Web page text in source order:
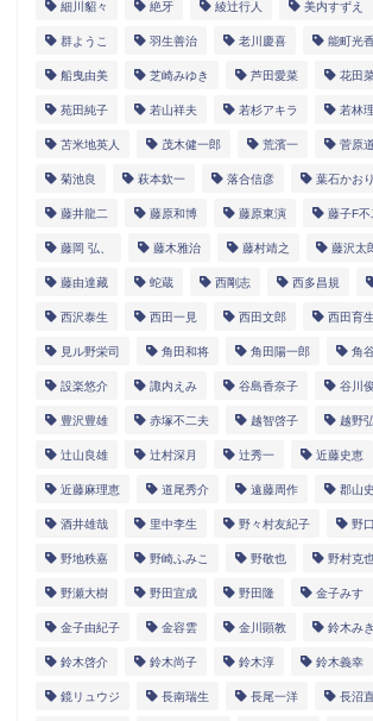
細川貂々 絶牙 綾辻行人 美内すずえ
群ようこ 羽生善治 老川慶喜 能町光
船曳由美 芝崎みゆき 芦田愛菜 花田
苑田純子 若山祥夫 若杉アキラ 若林
苫米地英人 茂木健一郎 荒濱一 菅原
菊池良 萩本欽一 落合信彦 葉石かおり
藤井龍二 藤原和博 藤原東演 藤子F不
藤岡 弘、 藤木雅治 藤村靖之 藤沢太
藤由達藏 蛇蔵 西剛志 西多昌規
西沢泰生 西田一見 西田文郎 西田育生
見ル野栄司 角田和将 角田陽一郎 角
設楽悠介 諏内えみ 谷島香奈子 谷川
豊沢豊雄 赤塚不二夫 越智啓子 越野
辻山良雄 辻村深月 辻秀一 近藤史恵
近藤麻理恵 道尾秀介 遠藤周作 郡山
酒井雄哉 里中李生 野々村友紀子 野
野地秩嘉 野崎ふみこ 野敬也 野村克也
野瀬大樹 野田宜成 野田隆 金子みすゞ
金子由紀子 金容雲 金川顕教 鈴木みき
鈴木啓介 鈴木尚子 鈴木淳 鈴木義幸
鏡リュウジ 長南瑞生 長尾一洋 長沼